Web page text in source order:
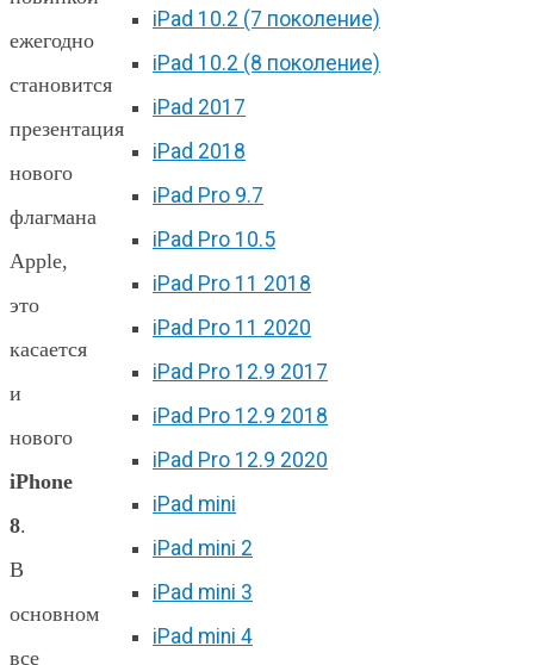
iPad 10.2 (7 поколение)
iPad 10.2 (8 поколение)
iPad 2017
iPad 2018
iPad Pro 9.7
iPad Pro 10.5
iPad Pro 11 2018
iPad Pro 11 2020
iPad Pro 12.9 2017
iPad Pro 12.9 2018
iPad Pro 12.9 2020
iPad mini
iPad mini 2
iPad mini 3
iPad mini 4
ежегодно
становится
презентация
нового
флагмана
Apple,
это
касается
и
нового
iPhone
8.
В
основном
все